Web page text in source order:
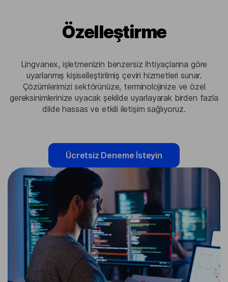
Özelleştirme
Lingvanex, işletmenizin benzersiz ihtiyaçlarına göre
uyarlanmış kişiselleştirilmiş çeviri hizmetleri sunar.
Çözümlerimizi sektörünüze, terminolojinize ve özel
gereksinimlerinize uyacak şekilde uyarlayarak birden fazla
dilde hassas ve etkili iletişim sağlıyoruz.
Ücretsiz Deneme İsteyin